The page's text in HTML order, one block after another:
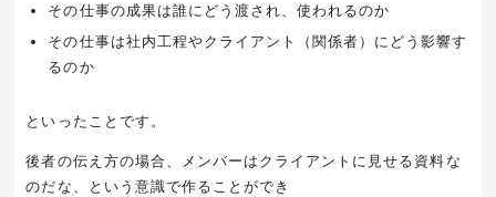
その仕事の成果は誰にどう渡され、使われるのか
その仕事は社内工程やクライアント（関係者）にどう影響す
るのか
といったことです。
後者の伝え方の場合、メンバーはクライアントに見せる資料な
のだな、という意識で作ることができ